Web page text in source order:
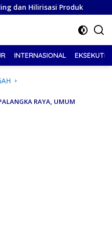
Hilirisasi Produk
INTERNASIONAL EKSEKUTIF
RAYA, UMUM